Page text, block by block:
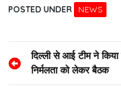
POSTED UNDER NEWS
Post
navigation
दिल्ली से आई टीम ने किया
निर्मलता को लेकर बैठक